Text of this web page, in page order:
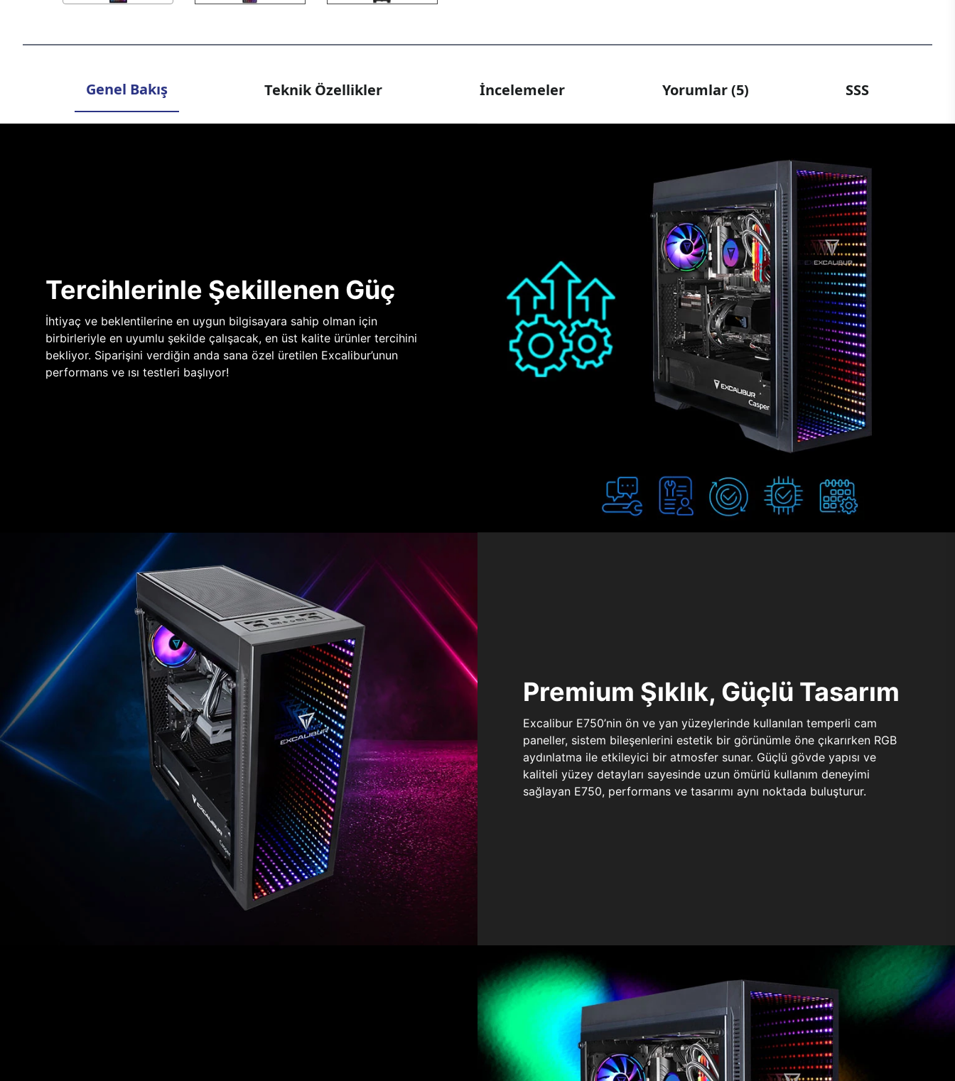
Genel Bakış Teknik Özellikler İncelemeler Yorumlar (5) SSS
Tercihlerinle Şekillenen Güç
İhtiyaç ve beklentilerine en uygun bilgisayara sahip olman için
birbirleriyle en uyumlu şekilde çalışacak, en üst kalite ürünler tercihini
bekliyor. Siparişini verdiğin anda sana özel üretilen Excalibur’unun
performans ve ısı testleri başlıyor!
Premium Şıklık, Güçlü Tasarım
Excalibur E750’nin ön ve yan yüzeylerinde kullanılan temperli cam
paneller, sistem bileşenlerini estetik bir görünümle öne çıkarırken RGB
aydınlatma ile etkileyici bir atmosfer sunar. Güçlü gövde yapısı ve
kaliteli yüzey detayları sayesinde uzun ömürlü kullanım deneyimi
sağlayan E750, performans ve tasarımı aynı noktada buluşturur.